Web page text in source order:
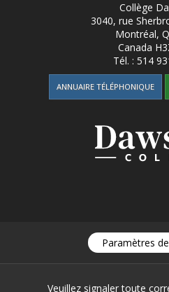
Collège
3040, rue
Montréal,
Canada
Tél. :514
ANNUAIRE TÉLÉPHONIQUE
Paramètres
Veuillez signaler toute